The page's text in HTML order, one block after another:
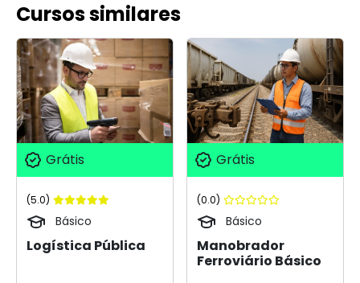
Cursos similares
Grátis
(5.0)
Básico
Logística Pública
Grátis
(0.0)
Básico
Manobrador
Ferroviário Básico